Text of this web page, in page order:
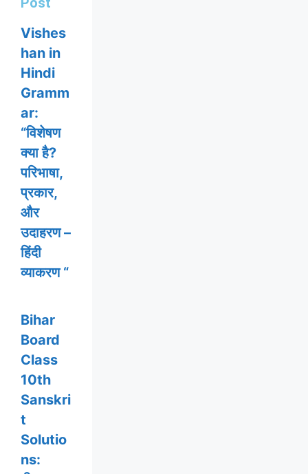
Vishes
han in
Hindi
Gramm
ar:
“विशेषण
क्या है?
परिभाषा,
प्रकार,
और
उदाहरण –
हिंदी
व्याकरण “
Bihar
Board
Class
10th
Sanskri
t
Solutio
ns: